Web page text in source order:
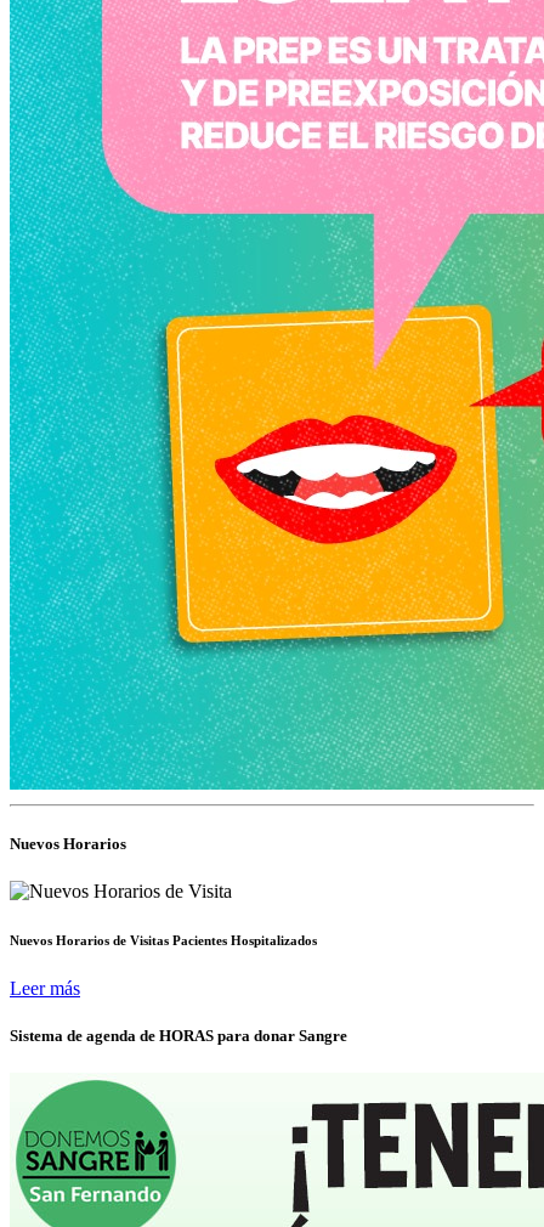
Nuevos Horarios
Nuevos Horarios de Visitas Pacientes Hospitalizados
Leer más
Sistema de agenda de HORAS para donar Sangre